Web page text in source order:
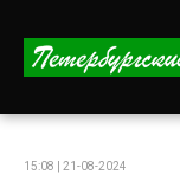
15:08 | 21-08-2024